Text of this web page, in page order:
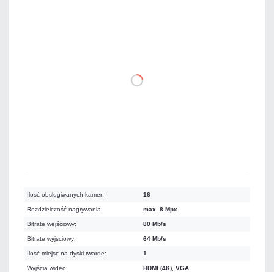
Ilość obsługiwanych kamer: 16
Rozdzielczość nagrywania: max. 8 Mpx
Bitrate wejściowy: 80 Mb/s
Bitrate wyjściowy: 64 Mb/s
Ilość miejsc na dyski twarde: 1
Wyjścia wideo: HDMI (4K), VGA